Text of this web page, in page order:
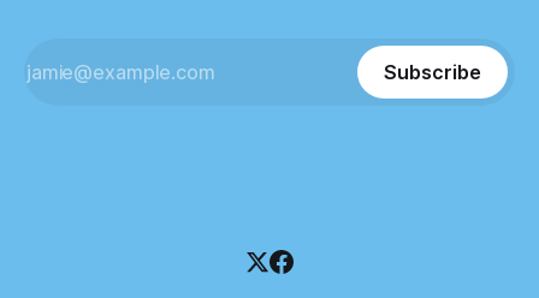
在核查资产出售是否符合市
Subscribe